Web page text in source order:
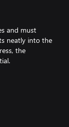
and must
neatly into the
the